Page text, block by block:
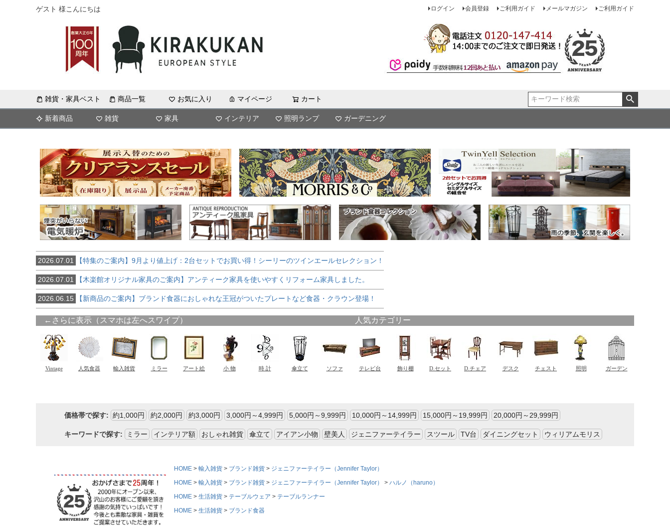
ゲスト 様こんにちは ログイン 会員登録 ご利用ガイド メールマガジン ご利用ガイド
雑貨・家具ベスト 商品一覧 お気に入り マイページ カート
新着商品 雑貨 家具 インテリア 照明ランプ ガーデニング
2026.07.01 【特集のご案内】9月より値上げ：2台セットでお買い得！シーリーのツインエールセレクション！
2026.07.01 【木楽館オリジナル家具のご案内】アンティーク家具を使いやすくリフォーム家具しました。
2026.06.15 【新商品のご案内】ブランド食器におしゃれな王冠がついたプレートなど食器・クラウン登場！
価格帯で探す: 約1,000円 約2,000円 約3,000円 3,000円～4,999円 5,000円～9,999円 10,000円～14,999円 15,000円～19,999円 20,000円～29,999円
キーワードで探す: ミラー インテリア額 おしゃれ雑貨 傘立て アイアン小物 壁美人 ジェニファーテイラー スツール TV台 ダイニングセット ウィリアムモリス
HOME 輸入雑貨 ブランド雑貨
ジェニファーテイラー（Jennifer Taylor）
HOME
輸入雑貨 ブランド雑貨 ジェニファーテイラー（Jennifer Taylor）
ハルノ（haruno）
HOME
生活雑貨 テーブルウェア
テーブルランナー
HOME
生活雑貨 ブランド食器